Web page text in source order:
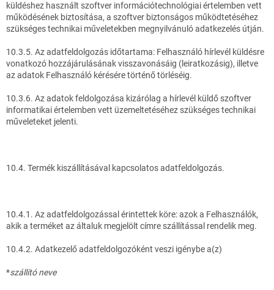
küldéshez használt szoftver információtechnológiai értelemben vett
működésének biztosítása, a szoftver biztonságos működtetéséhez
szükséges technikai műveletekben megnyilvánuló adatkezelés útján.
10.3.5. Az adatfeldolgozás időtartama: Felhasználó hírlevél küldésre
vonatkozó hozzájárulásának visszavonásáig (leiratkozásig), illetve
az adatok Felhasználó kérésére történő törléséig.
10.3.6. Az adatok feldolgozása kizárólag a hírlevél küldő szoftver
informatikai értelemben vett üzemeltetéséhez szükséges technikai
műveleteket jelenti.
10.4. Termék kiszállításával kapcsolatos adatfeldolgozás.
10.4.1. Az adatfeldolgozással érintettek köre: azok a Felhasználók,
akik a terméket az általuk megjelölt címre szállítással rendelik meg.
10.4.2. Adatkezelő adatfeldolgozóként veszi igénybe a(z)
*szállító neve